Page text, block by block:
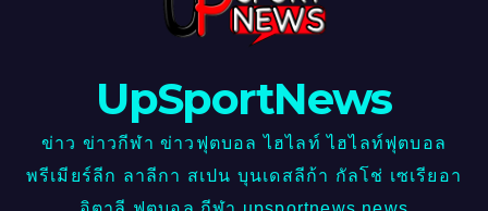
UpSportNews
ข่าว ข่าวกีฬา ข่าวฟุตบอล ไฮไลท์ ไฮไลท์ฟุตบอล
พรีเมียร์ลีก ลาลีกา สเปน บุนเดสลีก้า กัลโช่ เซเรียอา